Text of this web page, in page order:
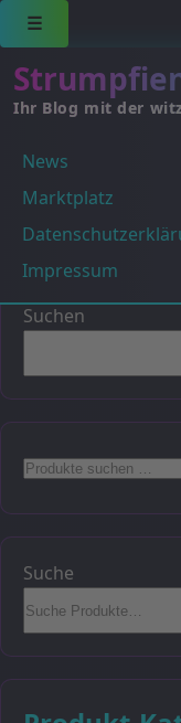
☰
Ihr Blog mit der
News
Marktplatz
Impressum
Tundra
Auswahl
Suchen
Suchen
nach:
Suche